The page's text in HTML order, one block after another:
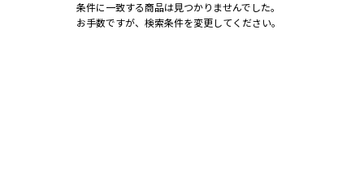
条件に一致する商品は見つかりませんでした。
お手数ですが、検索条件を変更してください。